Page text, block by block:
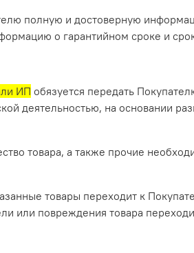
полную и достоверную
о гарантийном сроке и
ИП обязуется передать
деятельностью, на основании
товара, а также прочие
товары переходит к
или повреждения товара